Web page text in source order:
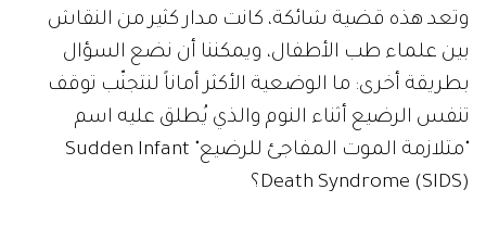
وتعد هذه قضية شائكة، كانت مدار كثير من النقاش
بين علماء طب الأطفال، ويمكننا أن نضع السؤال
بطريقة أخرى: ما الوضعية الأكثر أماناً لنتجنّب توقف
تنفس الرضيع أثناء النوم والذي يُطلق عليه اسم
"متلازمة الموت المفاجئ للرضيع" Sudden Infant
Death Syndrome (SIDS)؟